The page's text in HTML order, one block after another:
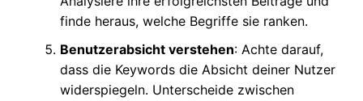
finde heraus, welche Begriffe sie ranken.
Benutzerabsicht verstehen: Achte darauf,
dass die Keywords die Absicht deiner Nutzer
widerspiegeln. Unterscheide zwischen